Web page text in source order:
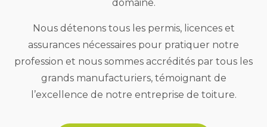
domaine.
Nous détenons tous les permis, licences et
assurances nécessaires pour pratiquer notre
profession et nous sommes accrédités par tous les
grands manufacturiers, témoignant de
l’excellence de notre entreprise de toiture.